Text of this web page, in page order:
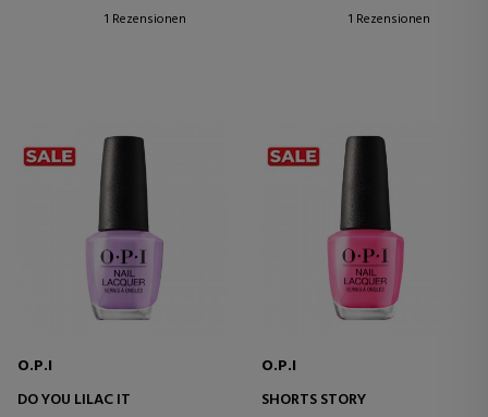
1 Rezensionen
1 Rezensionen
O.P.I
DO YOU LILAC IT
O.P.I
SHORTS STORY